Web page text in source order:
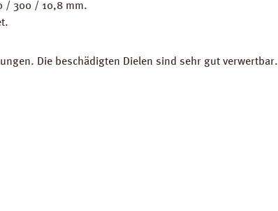
/ 300 / 10,8 mm.
Die beschädigten Dielen sind sehr gut verwertbar.